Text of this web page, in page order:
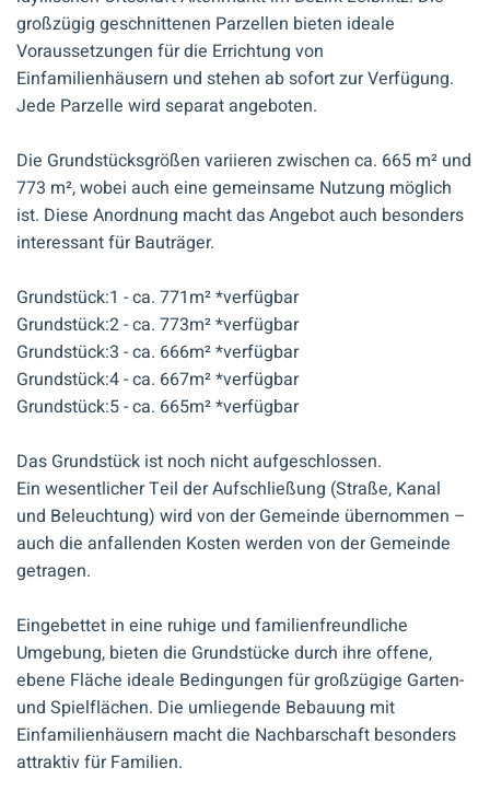
großzügig geschnittenen Parzellen bieten ideale
Voraussetzungen für die Errichtung von
Einfamilienhäusern und stehen ab sofort zur Verfügung.
Jede Parzelle wird separat angeboten.
Die Grundstücksgrößen variieren zwischen ca. 665 m² und
773 m², wobei auch eine gemeinsame Nutzung möglich
ist. Diese Anordnung macht das Angebot auch besonders
interessant für Bauträger.
Grundstück:1 - ca. 771m² *verfügbar
Grundstück:2 - ca. 773m² *verfügbar
Grundstück:3 - ca. 666m² *verfügbar
Grundstück:4 - ca. 667m² *verfügbar
Grundstück:5 - ca. 665m² *verfügbar
Das Grundstück ist noch nicht aufgeschlossen.
Ein wesentlicher Teil der Aufschließung (Straße, Kanal
und Beleuchtung) wird von der Gemeinde übernommen –
auch die anfallenden Kosten werden von der Gemeinde
getragen.
Eingebettet in eine ruhige und familienfreundliche
Umgebung, bieten die Grundstücke durch ihre offene,
ebene Fläche ideale Bedingungen für großzügige Garten-
und Spielflächen. Die umliegende Bebauung mit
Einfamilienhäusern macht die Nachbarschaft besonders
attraktiv für Familien.